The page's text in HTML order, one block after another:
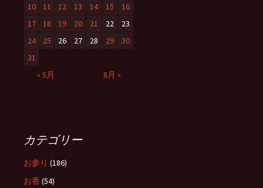
10
11 12 13 14 15
16
17
18 19 20 21 22
23
24
25 26 27 28 29
30
31
« 5月
8月 »
カテゴリー
お参り (186)
お香 (54)